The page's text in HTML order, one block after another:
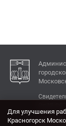
Для улучшения
Красногорск